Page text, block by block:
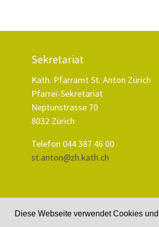
Diese Webseite verwendet Cookies
Sekretariat
Kath. Pfarramt St. Anton Zürich
Pfarrei-Sekretariat
Neptunstrasse 70
8032 Zürich
Telefon 044 387 46 00
st.anton@zh.kath.ch
© 2026 by Pfarrei St. Anton Zürich